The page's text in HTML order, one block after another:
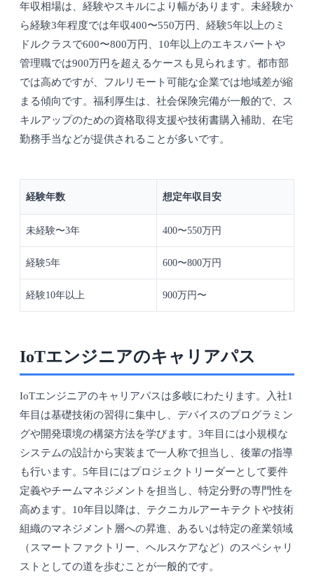
年収相場は、経験やスキルにより幅があります。未経験か
ら経験3年程度では年収400〜550万円、経験5年以上のミ
ドルクラスで600〜800万円、10年以上のエキスパートや
管理職では900万円を超えるケースも見られます。都市部
では高めですが、フルリモート可能な企業では地域差が縮
まる傾向です。福利厚生は、社会保険完備が一般的で、ス
キルアップのための資格取得支援や技術書購入補助、在宅
勤務手当などが提供されることが多いです。
経験年数 想定年収目安
未経験〜3年 400〜550万円
経験5年 600〜800万円
経験10年以上 900万円〜
IoTエンジニアのキャリアパス
IoTエンジニアのキャリアパスは多岐にわたります。入社1
年目は基礎技術の習得に集中し、デバイスのプログラミン
グや開発環境の構築方法を学びます。3年目には小規模な
システムの設計から実装まで一人称で担当し、後輩の指導
も行います。5年目にはプロジェクトリーダーとして要件
定義やチームマネジメントを担当し、特定分野の専門性を
高めます。10年目以降は、テクニカルアーキテクトや技術
組織のマネジメント層への昇進、あるいは特定の産業領域
（スマートファクトリー、ヘルスケアなど）のスペシャリ
ストとしての道を歩むことが一般的です。